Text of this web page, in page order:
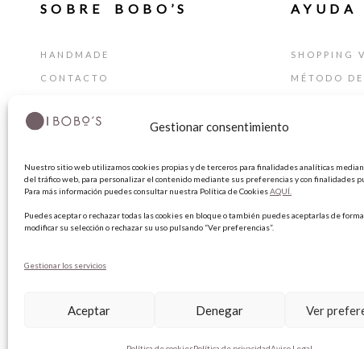
Gestionar consentimiento
Nuestro sitio web utilizamos cookies propias y de terceros para finalidades analíticas
del tráfico web, para personalizar el contenido mediante sus preferencias y con finalidades
Para más información puedes consultar nuestra Política de CookiesAQUÍ.
Puedes aceptar o rechazar todas las cookies en bloque o también puedes aceptarlas de forma
modificar su selección o rechazar su uso pulsando “Ver preferencias”.
Gestionar los servicios
Aceptar Denegar Ver
SOBRE BOBO’S
HANDMADE
CONTACTO
TARJETA REGALO
AYUDA
SHOPPING
MÉTODO
GUÍA DE
CAMBIOS
AVISO
POLÍTICA
POLÍTICA